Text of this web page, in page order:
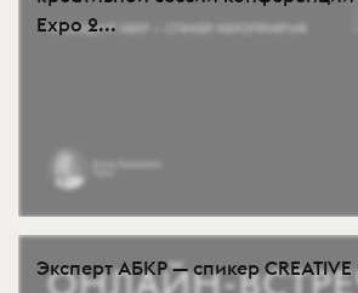
Expo 2...
Эксперт АБКР — спикер CREATIVE